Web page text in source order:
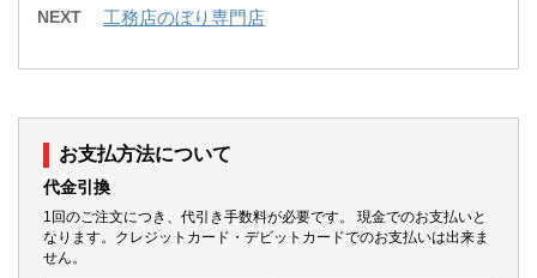
NEXT 工務店のぼり専門店
お支払方法について
代金引換
1回のご注文につき、代引き手数料が必要です。 現金でのお支払いと
なります。クレジットカード・デビットカードでのお支払いは出来ま
せん。